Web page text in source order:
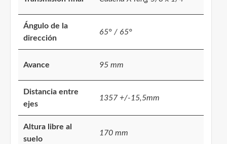
Ángulo de la
dirección
65° / 65°
Avance 95 mm
Distancia entre
ejes
1357 +/-15,5mm
Altura libre al
suelo
170 mm